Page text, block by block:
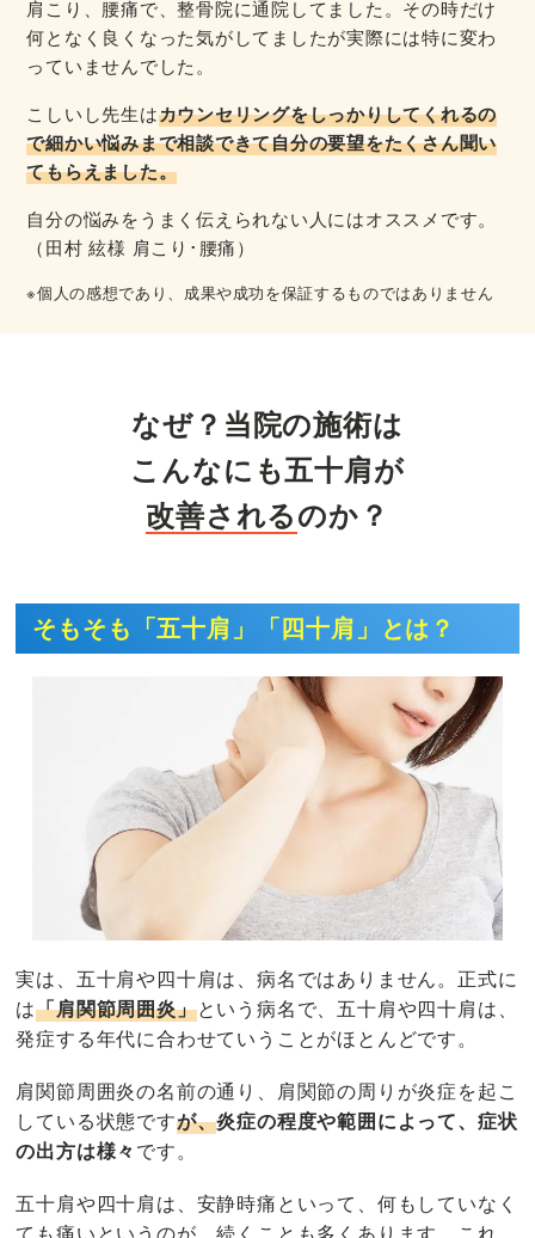
肩こり、腰痛で、整骨院に通院してました。その時だけ
何となく良くなった気がしてましたが実際には特に変わ
っていませんでした。
こしいし先生はカウンセリングをしっかりしてくれるの
で細かい悩みまで相談できて自分の要望をたくさん聞い
てもらえました。
自分の悩みをうまく伝えられない人にはオススメです。
（田村 絃様 肩こり･腰痛）
※個人の感想であり、成果や成功を保証するものではありません
なぜ？当院の施術は
こんなにも五十肩が
改善されるのか？
そもそも「五十肩」「四十肩」とは？
実は、五十肩や四十肩は、病名ではありません。正式に
は「肩関節周囲炎」という病名で、五十肩や四十肩は、
発症する年代に合わせていうことがほとんどです。
肩関節周囲炎の名前の通り、肩関節の周りが炎症を起こ
している状態ですが、炎症の程度や範囲によって、症状
の出方は様々です。
五十肩や四十肩は、安静時痛といって、何もしていなく